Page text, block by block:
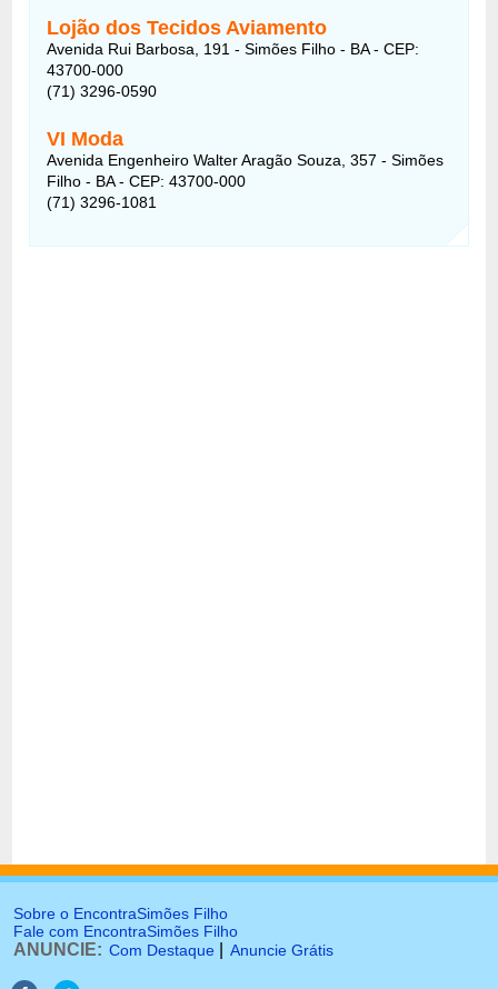
Lojão dos Tecidos Aviamento
Avenida Rui Barbosa, 191 - Simões Filho - BA - CEP:
43700-000
(71) 3296-0590
VI Moda
Avenida Engenheiro Walter Aragão Souza, 357 - Simões
Filho - BA - CEP: 43700-000
(71) 3296-1081
Sobre o EncontraSimões Filho
Fale com EncontraSimões Filho
ANUNCIE: Com Destaque Anuncie Grátis